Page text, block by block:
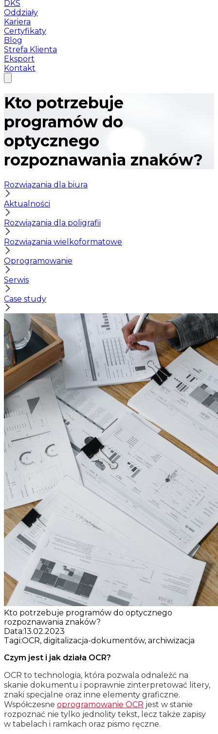
DKS
Oddziały
Kariera
Certyfikaty
Blog
Strefa Klienta
Eksport
Kontakt
Kto potrzebuje
programów do
optycznego
rozpoznawania znaków?
Rozwiązania dla biura
Aktualności
Rozwiązania dla poligrafii
Rozwiązania wielkoformatowe
Oprogramowanie
Serwis
Case study
Kto potrzebuje programów do optycznego
rozpoznawania znaków?
Data:13.02.2023
Tagi:OCR, digitalizacja-dokumentów, archiwizacja
Czym jest i jak działa OCR?
OCR to technologia, która pozwala odnaleźć na
skanie dokumentu i poprawnie zinterpretować litery,
znaki specjalne oraz inne elementy graficzne.
Współczesne oprogramowanie OCR jest w stanie
rozpoznać nie tylko jednolity tekst, lecz także zapisy
w tabelach i ramkach oraz pismo ręczne.